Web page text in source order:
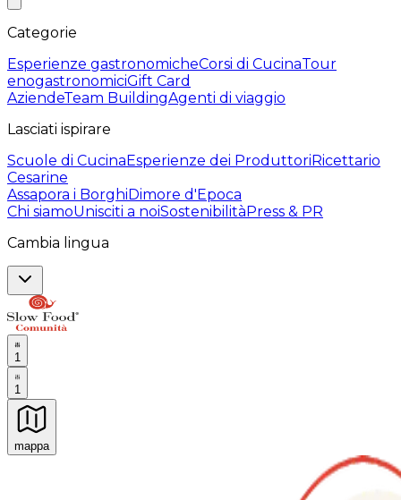
Categorie
Esperienze gastronomicheCorsi di CucinaTour
enogastronomiciGift Card
AziendeTeam BuildingAgenti di viaggio
Lasciati ispirare
Scuole di CucinaEsperienze dei ProduttoriRicettario
Cesarine
Assapora i BorghiDimore d'Epoca
Chi siamoUnisciti a noiSostenibilitàPress & PR
Cambia lingua
1
1
mappa
Esperienze culinarie indimenticabili: Esperienze